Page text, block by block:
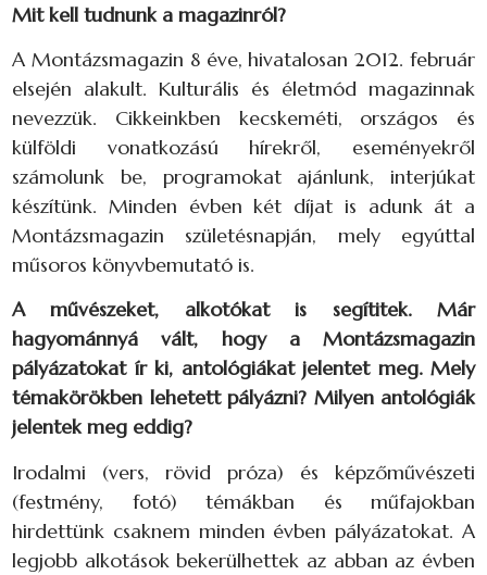
Mit kell tudnunk a magazinról?
A Montázsmagazin 8 éve, hivatalosan 2012. február
elsején alakult. Kulturális és életmód magazinnak
nevezzük. Cikkeinkben kecskeméti, országos és
külföldi vonatkozású hírekről, eseményekről
számolunk be, programokat ajánlunk, interjúkat
készítünk. Minden évben két díjat is adunk át a
Montázsmagazin születésnapján, mely egyúttal
műsoros könyvbemutató is.
A művészeket, alkotókat is segítitek. Már
hagyománnyá vált, hogy a Montázsmagazin
pályázatokat ír ki, antológiákat jelentet meg. Mely
témakörökben lehetett pályázni? Milyen antológiák
jelentek meg eddig?
Irodalmi (vers, rövid próza) és képzőművészeti
(festmény, fotó) témákban és műfajokban
hirdettünk csaknem minden évben pályázatokat. A
legjobb alkotások bekerülhettek az abban az évben